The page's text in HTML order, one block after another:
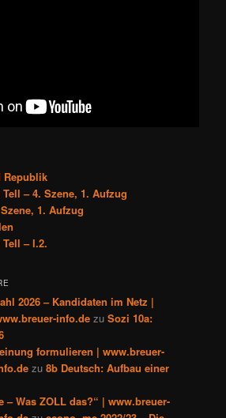
Republik
– 4. Szene, 1. Aufzug
1. Aufzug
– I.2.
2026 – Kandidaten im Netz |
info.de zuSozi 10a:
formulieren | www.breuer-
zu8b Deutsch: Aufbau einer
– Was ZOLL das?“ | www.breuer-